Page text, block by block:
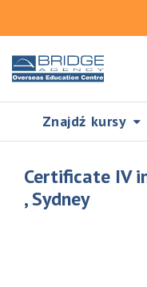
Znajdź kursy
Accommodation
Certificate IV
, Sydney